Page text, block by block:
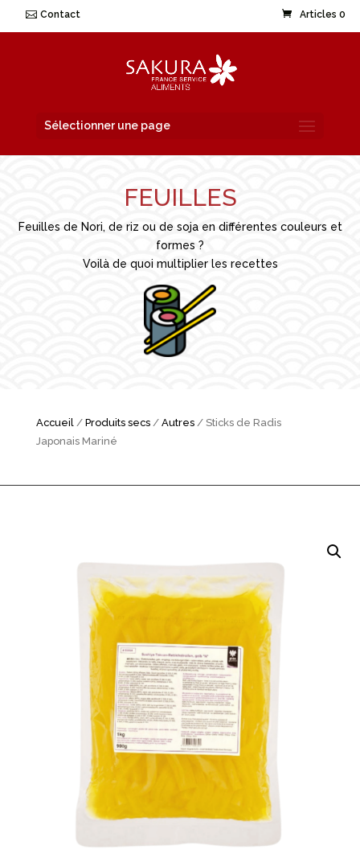
Contact Articles 0
Sélectionner une page
FEUILLES
Feuilles de Nori, de riz ou de soja en différentes couleurs et
formes ?
Voilà de quoi multiplier les recettes
Accueil/ Produits secs/ Autres/ Sticks de Radis
Japonais Mariné